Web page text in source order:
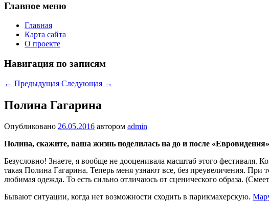
Главное меню
Главная
Карта сайта
О проекте
Навигация по записям
← Предыдущая Следующая →
Полина Гагарина
Опубликовано 26.05.2016 автором admin
Полина, скажите, ваша жизнь поделилась на до и по­сле
Безус­ловно! Знаете, я вообще не дооценивала масштаб этого фестиваля.
такая Полина Гага­рина. Теперь меня узнают все, без преувеличения.
любимая одежда. То есть сильно отли­чаюсь от сценического образа.
Бывают ситуации, когда нет возможности сходить в парикмахерскую.